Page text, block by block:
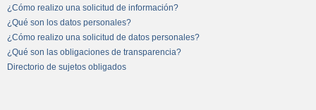
¿Cómo realizo una solicitud de información?
¿Qué son los datos personales?
¿Cómo realizo una solicitud de datos personales?
¿Qué son las obligaciones de transparencia?
Directorio de sujetos obligados